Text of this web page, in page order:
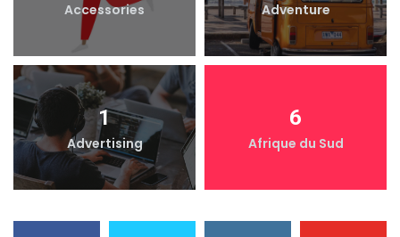
Accessories Adventure
1
Advertising
6
Afrique du Sud